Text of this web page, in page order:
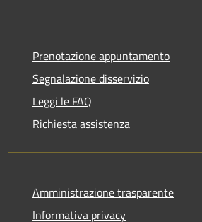
Prenotazione appuntamento
Segnalazione disservizio
Leggi le FAQ
Richiesta assistenza
Amministrazione trasparente
Informativa privacy